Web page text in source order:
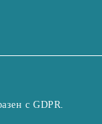
с GDPR.